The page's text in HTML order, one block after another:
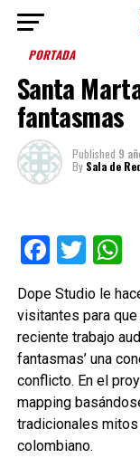
PORTADA
Santa
fantasmas
Published 9
By Sala de
Dope Studio le
visitantes para
reciente trabajo
fantasmas’ una
conflicto. En el
mapping
tradicionales
colombiano.